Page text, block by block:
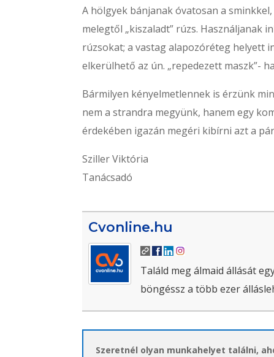
A hölgyek bánjanak óvatosan a
melegtől „kiszaladt” rúzs. Használjanak
rúzsokat; a vastag alapozóréteg helyett
elkerülhető az ún. „repedezett maszk”-
Bármilyen kényelmetlennek is érzünk
nem a strandra megyünk, hanem egy
érdekében igazán megéri kibírni azt a
Sziller Viktória
Tanácsadó
Cvonline.hu
Találd meg álmaid állását
böngéssz a több ezer
Szeretnél olyan munkahelyet találni,